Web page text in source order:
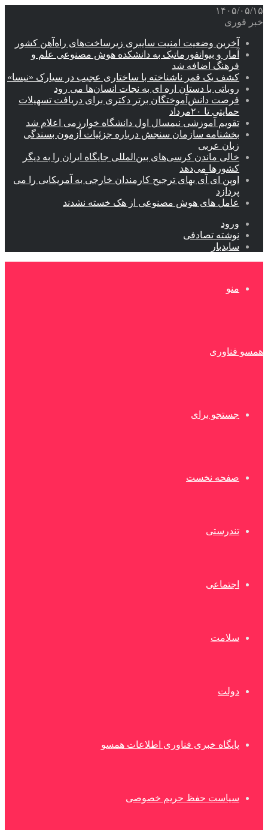
۱۴۰۵/۰۵/۱۵
خبر فوری
آخرین وضعیت امنیت سایبری زیرساخت‌های راه‌آهن کشور
آمار و بیوانفورماتیک به دانشکده هوش مصنوعی علم و
فرهنگ اضافه شد
کشف یک قمر ناشناخته با ساختاری عجیب در سیارک «نیسا»
روباتی با دستان اره ای به نجات انسان‌ها می رود
فرصت دانش‌آموختگان برتر دکتری‌ برای دریافت تسهیلات
حمایتی تا ۲۰مرداد
تقویم آموزشی نیمسال اول دانشگاه خوارزمی اعلام شد
بخشنامه سازمان سنجش درباره جزئیات آزمون بسندگی
زبان عربی
خالی ماندن کرسی‌های بین‌المللی جایگاه ایران را به دیگر
کشورها می‌دهد
اوپن ای آی بهای ترجیح کارمندان خارجی به آمریکایی را می
پردازد
عامل های هوش مصنوعی از هک خسته نشدند
ورود
نوشته تصادفی
سایدبار
منو
همسو فناوری
جستجو برای
صفحه نخست
تندرستی
اجتماعی
سلامت
دولت
پایگاه خبری فناوری اطلاعات همسو
سیاست حفظ حریم خصوصی